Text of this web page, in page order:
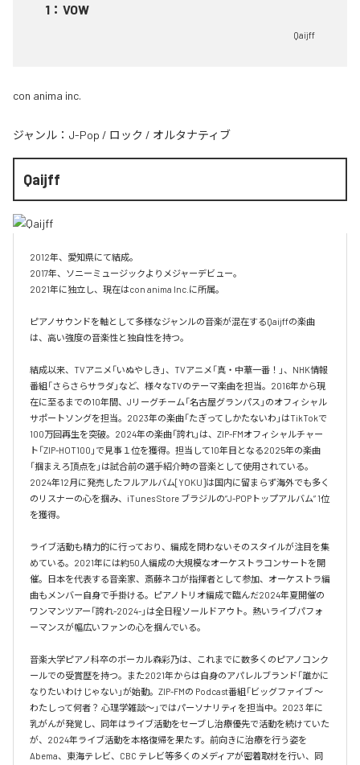
1 ： VOW
Qaijff
con anima inc.
ジャンル： J-Pop / ロック / オルタナティブ
Qaijff
2012年、愛知県にて結成。
2017年、ソニーミュージックよりメジャーデビュー。
2021年に独立し、現在はcon anima Inc.に所属。
ピアノサウンドを軸として多様なジャンルの音楽が混在するQaijffの楽曲
は、高い強度の音楽性と独自性を持つ。
結成以来、TVアニメ「いぬやしき」、TVアニメ「真・中華一番！」、NHK情報
番組「さらさらサラダ」など、様々なTVのテーマ楽曲を担当。2016年から現
在に至るまでの10年間、Jリーグチーム「名古屋グランパス」のオフィシャル
サポートソングを担当。2023年の楽曲「たぎってしかたないわ」はTikTokで
100万回再生を突破。2024年の楽曲「誇れ」は、ZIP-FMオフィシャルチャー
ト「ZIP-HOT100」で見事１位を獲得。担当して10年目となる2025年の楽曲
「掴まえろ頂点を」は試合前の選手紹介時の音楽として使用されている。
2024年12月に発売したフルアルバム[YOKU]は国内に留まらず海外でも多く
のリスナーの心を掴み、iTunes Store ブラジルの”J-POPトップアルバム” 1位
を獲得。
ライブ活動も精力的に行っており、編成を問わないそのスタイルが注目を集
めている。2021年には約50人編成の大規模なオーケストラコンサートを開
催。日本を代表する音楽家、斎藤ネコが指揮者として参加、オーケストラ編
曲もメンバー自身で手掛ける。ピアノトリオ編成で臨んだ2024年夏開催の
ワンマンツアー「誇れ-2024-」は全日程ソールドアウト。熱いライブパフォ
ーマンスが幅広いファンの心を掴んでいる。
音楽大学ピアノ科卒のボーカル森彩乃は、これまでに数多くのピアノコンク
ールでの受賞歴を持つ。また2021年からは自身のアパレルブランド「誰かに
なりたいわけじゃない」が始動。ZIP-FMの Podcast番組「ビッグファイブ 〜
わたしって何者？ 心理学雑談〜」ではパーソナリティを担当中。2023 年に
乳がんが発覚し、同年はライブ活動をセーブし治療優先で活動を続けていた
が、2024年ライブ活動を本格復帰を果たす。前向きに治療を行う姿を
Abema、東海テレビ、CBC テレビ等多くのメディアが密着取材を行い、同